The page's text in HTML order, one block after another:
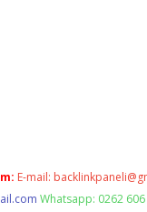
E-mail:
Whatsapp: 0262